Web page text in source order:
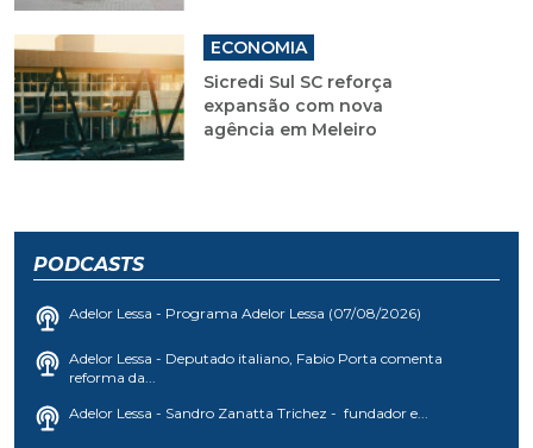
ECONOMIA
Sicredi Sul SC reforça
expansão com nova
agência em Meleiro
PODCASTS
Adelor Lessa - Programa Adelor Lessa (07/08/2026)
Adelor Lessa - Deputado italiano, Fabio Porta comenta
reforma da...
Adelor Lessa - Sandro Zanatta Trichez - fundador e...